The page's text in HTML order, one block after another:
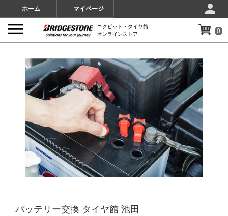
ホーム マイページ
コクピット・タイヤ館
オンラインストア
0
バッテリー交換 タイヤ館 池田